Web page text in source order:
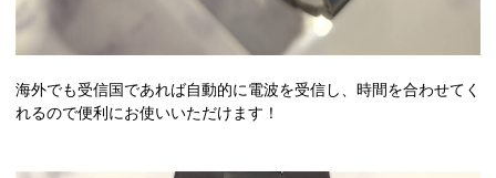
海外でも受信国であれば自動的に電波を受信し、時間を合わせてく
れるので便利にお使いいただけます！